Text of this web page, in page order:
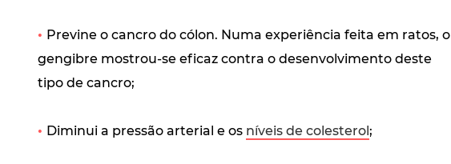
• Previne o cancro do cólon. Numa experiência feita em ratos, o
gengibre mostrou-se eficaz contra o desenvolvimento deste
tipo de cancro;
• Diminui a pressão arterial e os níveis de colesterol;